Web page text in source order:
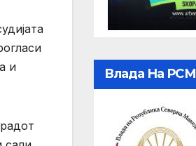
и
Влада На РСМ